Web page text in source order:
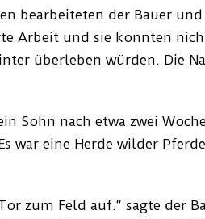
bearbeiteten der Bauer
Arbeit und sie konnten
überleben würden. Die
Sohn nach etwa zwei
war eine Herde wilder
zum Feld auf.“ sagte der